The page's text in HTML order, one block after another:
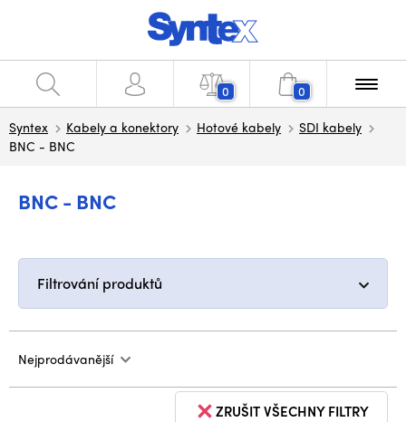
0 0
Syntex Kabely a konektory Hotové kabely
SDI kabely
BNC - BNC
BNC - BNC
Filtrování produktů
Nejprodávanější
ZRUŠIT VŠECHNY FILTRY